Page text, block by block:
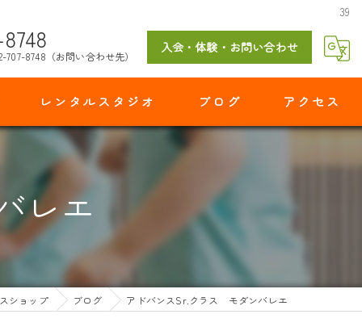
39
707-8748（お問い合わせ先）
入会・体験・お問い合わせ
レンタルスタジオ ブログ アクセス
マイダンスショップ 出花スタジオ
レエ
ショップ ブログ アドバンスSr.クラス モダンバレエ